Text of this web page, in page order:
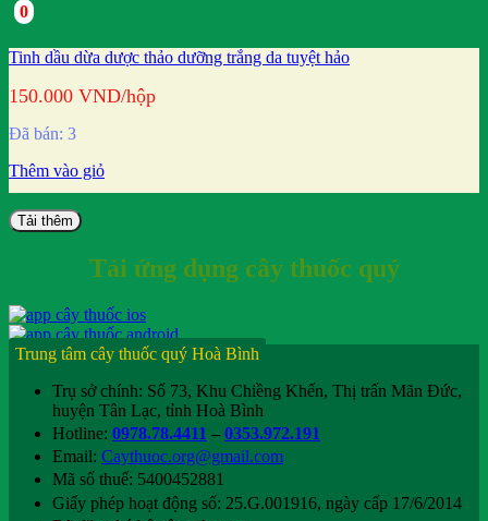
0
Tinh dầu dừa dược thảo dưỡng trắng da tuyệt hảo
150.000 VND/hộp
Đã bán: 3
Thêm vào giỏ
Tải thêm
Tải ứng dụng cây thuốc quý
Trung tâm cây thuốc quý Hoà Bình
Trụ sở chính: Số 73, Khu Chiềng Khến, Thị trấn Mãn Đức,
huyện Tân Lạc, tỉnh Hoà Bình
Hotline: 0978.78.4411 – 0353.972.191
Email: Caythuoc.org@gmail.com
Mã số thuế: 5400452881
Giấy phép hoạt động số: 25.G.001916, ngày cấp 17/6/2014